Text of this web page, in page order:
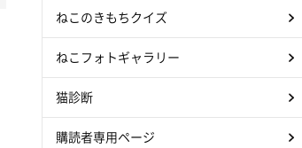
ねこのきもちクイズ
ねこフォトギャラリー
猫診断
購読者専用ページ